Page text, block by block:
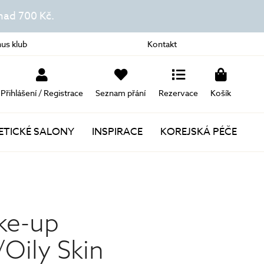
700 Kč.
klub Kontakt
Přihlášení / Registrace Seznam přání Rezervace Košík
Dárky k nákupu
SALONY INSPIRACE KOREJSKÁ PÉČE
up
Skin